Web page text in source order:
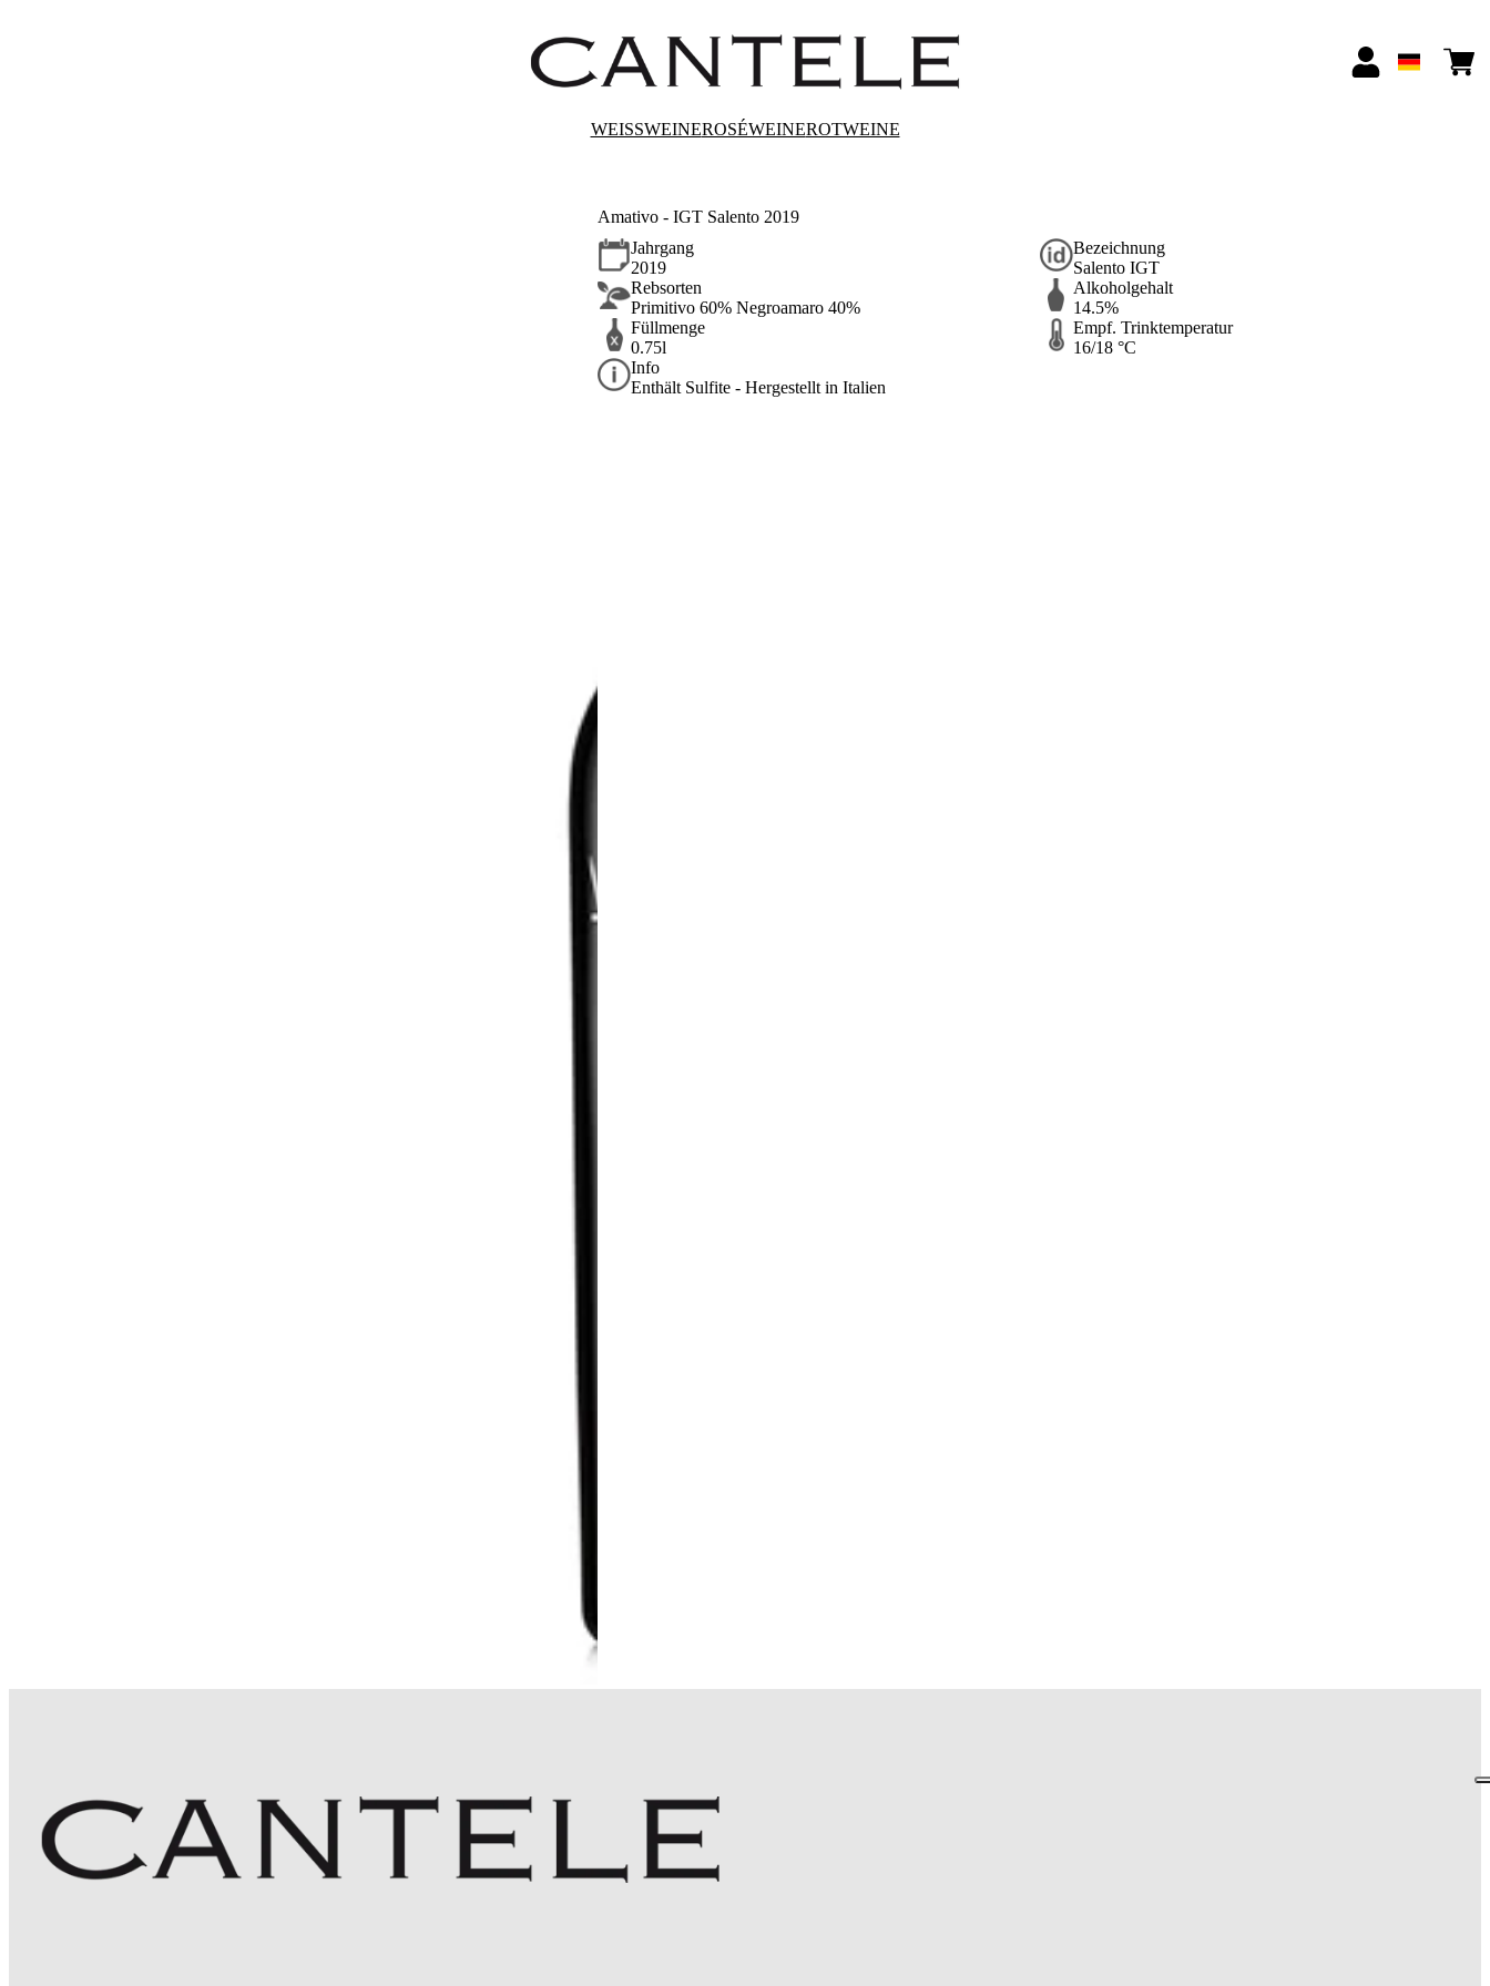
WEISSWEINEROSÉWEINEROTWEINE
Amativo - IGT Salento 2019
Jahrgang
2019
Bezeichnung
Salento IGT
Rebsorten
Primitivo 60% Negroamaro 40%
Alkoholgehalt
14.5%
Füllmenge
0.75l
Empf. Trinktemperatur
16/18 °C
Info
Enthält Sulfite - Hergestellt in Italien